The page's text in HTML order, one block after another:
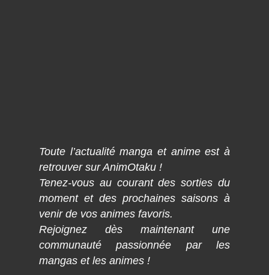
Toute l’actualité manga et anime est à
retrouver sur AnimOtaku !
Tenez-vous au courant des sorties du
moment et des prochaines saisons à
venir de vos animes favoris.
Rejoignez dès maintenant une
communauté passionnée par les
mangas et les animes !